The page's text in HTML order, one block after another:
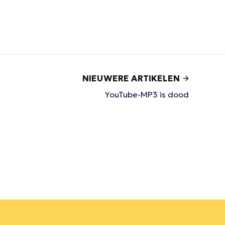
NIEUWERE ARTIKELEN
YouTube-MP3 is dood